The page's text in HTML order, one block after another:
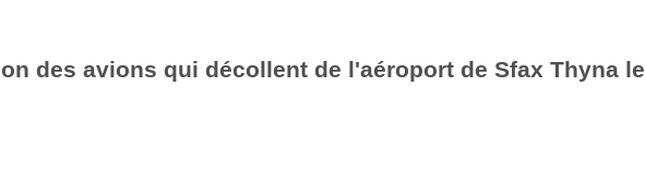
des avions qui décollent de l'aéroport de Sfax Thyna le